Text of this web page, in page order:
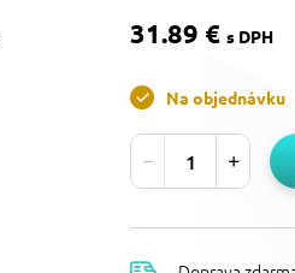
31.89 € s DPH
Na objednávku